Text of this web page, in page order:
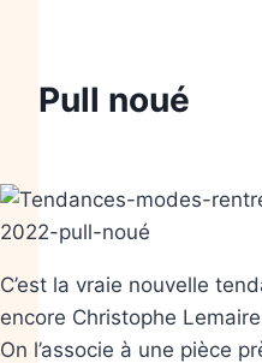
Pull noué
C’est la vraie nouvelle
encore Christophe
On l’associe à une pièce